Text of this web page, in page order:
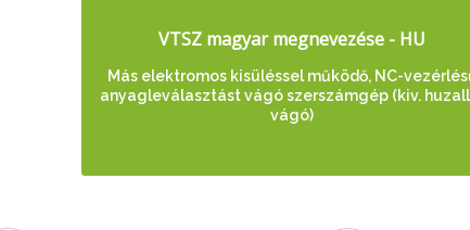
VTSZ magyar megnevezése - HU
Más elektromos kisüléssel működő, NC-
anyagleválasztást vágó szerszámgép (kiv.
vágó)